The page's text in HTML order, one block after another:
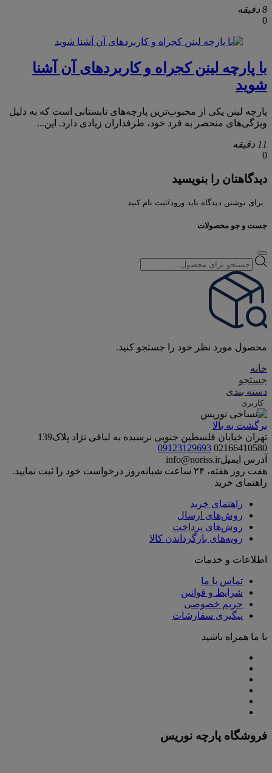
8 دقیقه
0
با پارچه لینن کجراه و کاربردهای آن آشنا
شوید
پارچه لینن یکی از محبوب‌ترین پارچه‌های تابستانی است که به دلیل
ویژگی‌های منحصر به فرد خود، طرفداران زیادی دارد. این...
11 دقیقه
0
دیدگاهتان را بنویسید
برای نوشتن دیدگاه باید ورود/ثبت نام کنید
جست و جو محصولات
Products
search
محصول مورد نظر خود را جستجو کنید.
خانه
جستجو
دسته بندی
کاربری
برگشت به بالا
تهران خیابان فلسطین جنوبی نرسیده به لبافی نژاد پلاک139
02166410580
09123129693
آدرس ایمیلinfo@noriss.ir
هفت روز هفته، ۲۴ ساعت شبانه‌روز درخواست خود را ثبت نمایید.
راهنمای خرید
راهنمای خرید
روش‌های ارسال
روش‌های پرداخت
رویه‌های بازگرداندن کالا
اطلاعات و خدمات
تماس با ما
شرایط و قوانین
حریم خصوصی
پیگیری سفارشات
با ما همراه باشید
فروشگاه پارچه نوریس